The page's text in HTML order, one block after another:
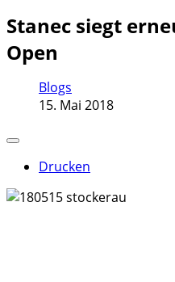
Stanec siegt
Open
Blogs
15. Mai 2018
Drucken